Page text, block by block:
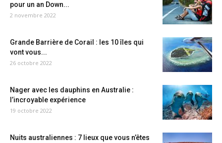
pour un an Down...
2 novembre 2022
Grande Barrière de Corail : les 10 îles qui
vont vous...
26 octobre 2022
Nager avec les dauphins en Australie :
l’incroyable expérience
19 octobre 2022
Nuits australiennes : 7 lieux que vous n’êtes